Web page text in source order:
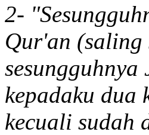
2-
Qur'an (saling
kepadaku dua
kecuali sudah